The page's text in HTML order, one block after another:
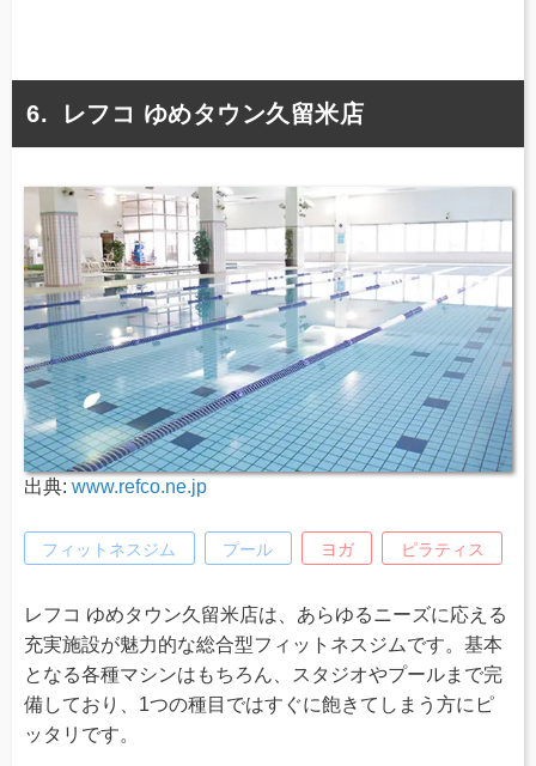
レフコ ゆめタウン久留米店
出典: www.refco.ne.jp
フィットネスジム プール ヨガ ピラティス
レフコ ゆめタウン久留米店は、あらゆるニーズに応える
充実施設が魅力的な総合型フィットネスジムです。基本
となる各種マシンはもちろん、スタジオやプールまで完
備しており、1つの種目ではすぐに飽きてしまう方にピ
ッタリです。